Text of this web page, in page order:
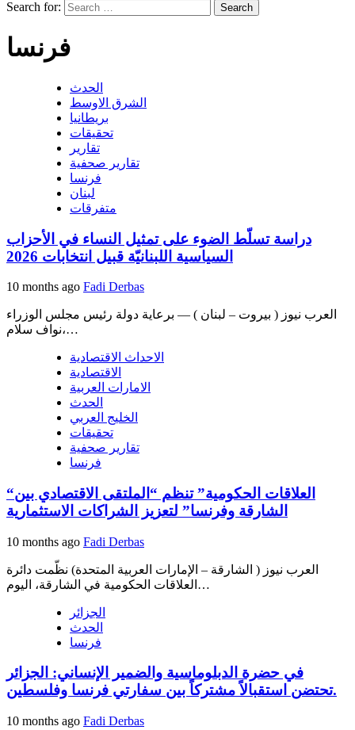
Search for:
فرنسا
الحدث
الشرق الاوسط
بريطانيا
تحقيقات
تقارير
تقارير صحفية
فرنسا
لبنان
متفرقات
دراسة تسلّط الضوء على تمثيل النساء في الأحزاب
السياسية اللبنانيّة قبيل انتخابات 2026
10 months ago Fadi Derbas
العرب نيوز ( بيروت – لبنان ) — برعاية دولة رئيس مجلس الوزراء
نواف سلام،…
الاحداث الاقتصادية
الاقتصادية
الامارات العربية
الحدث
الخليج العربي
تحقيقات
تقارير صحفية
فرنسا
“العلاقات الحكومية” تنظم “الملتقى الاقتصادي بين
الشارقة وفرنسا” لتعزيز الشراكات الاستثمارية
10 months ago Fadi Derbas
العرب نيوز ( الشارقة – الإمارات العربية المتحدة) نظّمت دائرة
العلاقات الحكومية في الشارقة، اليوم…
الجزائر
الحدث
فرنسا
في حضرة الدبلوماسية والضمير الإنساني: الجزائر
تحتضن استقبالاً مشتركاً بين سفارتي فرنسا وفلسطين.
10 months ago Fadi Derbas